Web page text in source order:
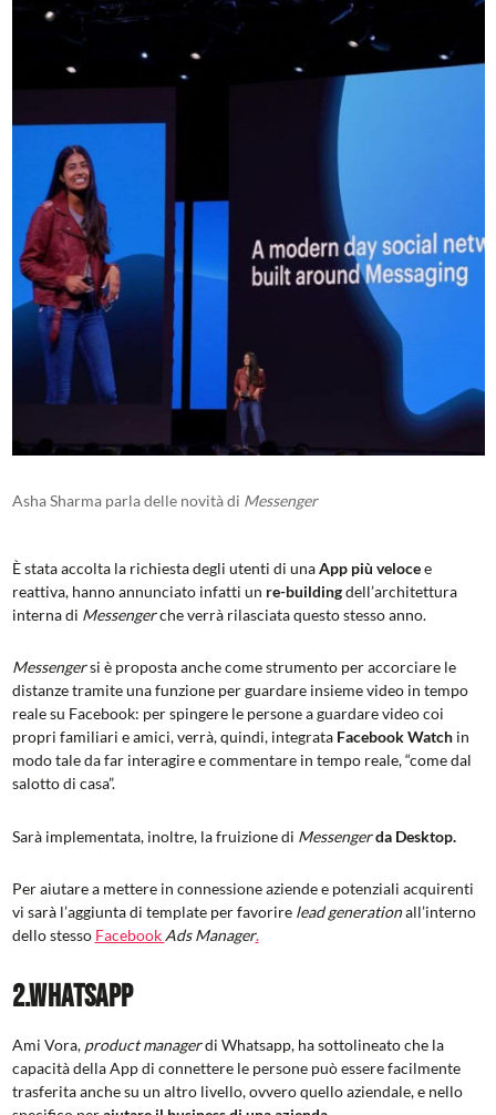
Asha Sharma parla delle novità di Messenger
È stata accolta la richiesta degli utenti di unaApp più velocee
reattiva, hanno annunciato infatti un re-buildingdell’architettura
interna di Messengerche verrà rilasciata questo stesso anno.
Messengersi è proposta anche come strumento per accorciare le
distanze tramite una funzione per guardare insieme video in tempo
reale su Facebook: per spingere le persone a guardare video coi
propri familiari e amici, verrà, quindi, integrata Facebook Watchin
modo tale da far interagire e commentare in tempo reale, “come dal
salotto di casa”.
Sarà implementata, inoltre, la fruizione di Messenger da Desktop.
Per aiutare a mettere in connessione aziende e potenziali acquirenti
vi sarà l’aggiunta di template per favorire lead generationall’interno
dello stesso Facebook Ads Manager.
2.Whatsapp
Ami Vora, product managerdi Whatsapp, ha sottolineato che la
capacità della App di connettere le persone può essere facilmente
trasferita anche su un altro livello, ovvero quello aziendale, e nello